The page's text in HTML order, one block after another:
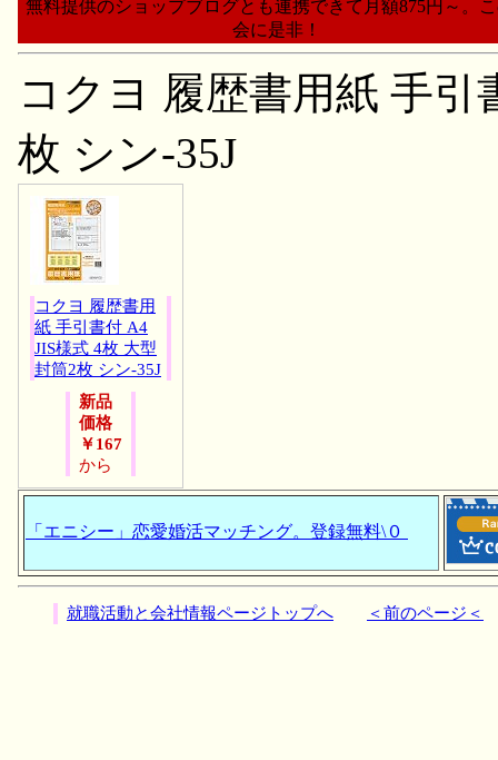
無料提供のショップブログとも連携できて月額875円～。
会に是非！
コクヨ 履歴書用紙 手引
枚 シン-35J
コクヨ 履歴書用
紙 手引書付 A4
JIS様式 4枚 大型
封筒2枚 シン-35J
新品
価格
￥167
から
「エニシー」恋愛婚活マッチング。登録無料\０
就職活動と会社情報ページトップへ ＜前のページ＜